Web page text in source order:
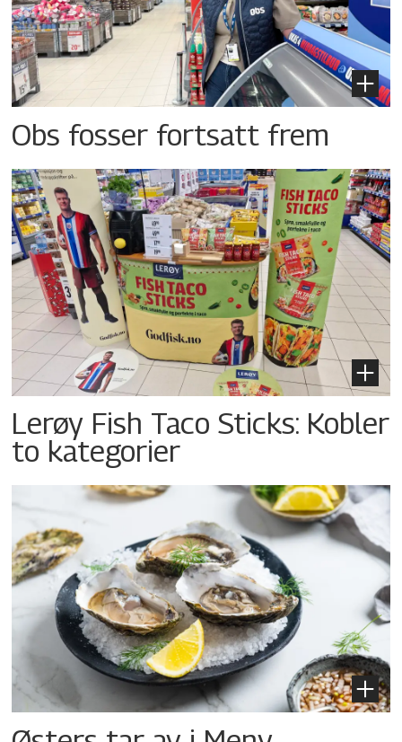
Obs fosser fortsatt frem
Lerøy Fish Taco Sticks: Kobler
to kategorier